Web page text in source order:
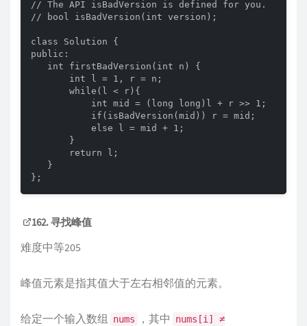
// The API isBadVersion is defined for you.
// bool isBadVersion(int version);
class Solution {
public:
   int firstBadVersion(int n) {
       int l = 1, r = n;
       while(l < r){
           int mid = (long long)l + r >> 1;
           if(isBadVersion(mid)) r = mid;
           else l = mid + 1;
       }
       return l;
   }
};
162. 寻找峰值
难度中等205
峰值元素是指其值大于左右相邻值的元素。
给定一个输入数组 nums ，其中 nums[i] ≠